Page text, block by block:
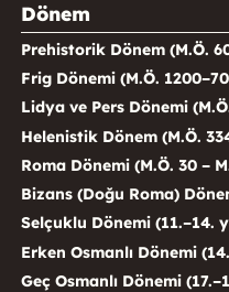
Dönem
Prehistorik Dönem (M.Ö.
Frig Dönemi (M.Ö.
Lidya ve Pers Dönemi
Helenistik Dönem (M.Ö.
Roma Dönemi (M.Ö. 30 –
Bizans (Doğu Roma)
Selçuklu Dönemi (11.–14.
Erken Osmanlı Dönemi
Geç Osmanlı Dönemi